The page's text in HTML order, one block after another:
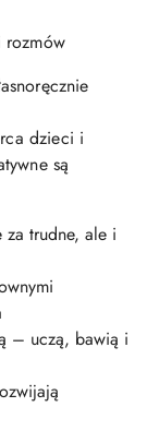
rozmów
dzieci i
są
trudne, ale i
– uczą, bawią i